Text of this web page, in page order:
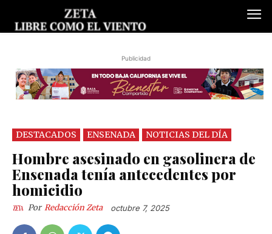
Publicidad
DESTACADOS ENSENADA NOTICIAS DEL DÍA
Hombre asesinado en gasolinera de
Ensenada tenía antecedentes por
homicidio
Por Redacción Zeta octubre 7, 2025